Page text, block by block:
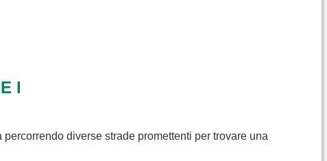
I
diverse strade promettenti per trovare una